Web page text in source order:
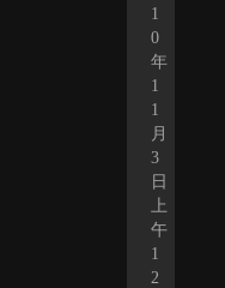
1
0
年
1
1
月
3
日
上
午
1
2